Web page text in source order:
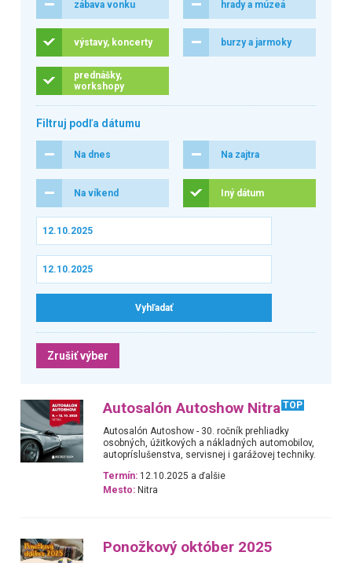
zábava vonku hrady a múzeá
výstavy, koncerty burzy a jarmoky
prednášky,
workshopy
Filtruj podľa dátumu
Na dnes Na zajtra
Na víkend Iný dátum
Zrušiť výber
Autosalón Autoshow Nitra TOP
Autosalón Autoshow - 30. ročník prehliadky
osobných, úžitkových a nákladných automobilov,
autopríslušenstva, servisnej i garážovej techniky.
Termín: 12.10.2025 a ďalšie
Mesto: Nitra
Ponožkový október 2025